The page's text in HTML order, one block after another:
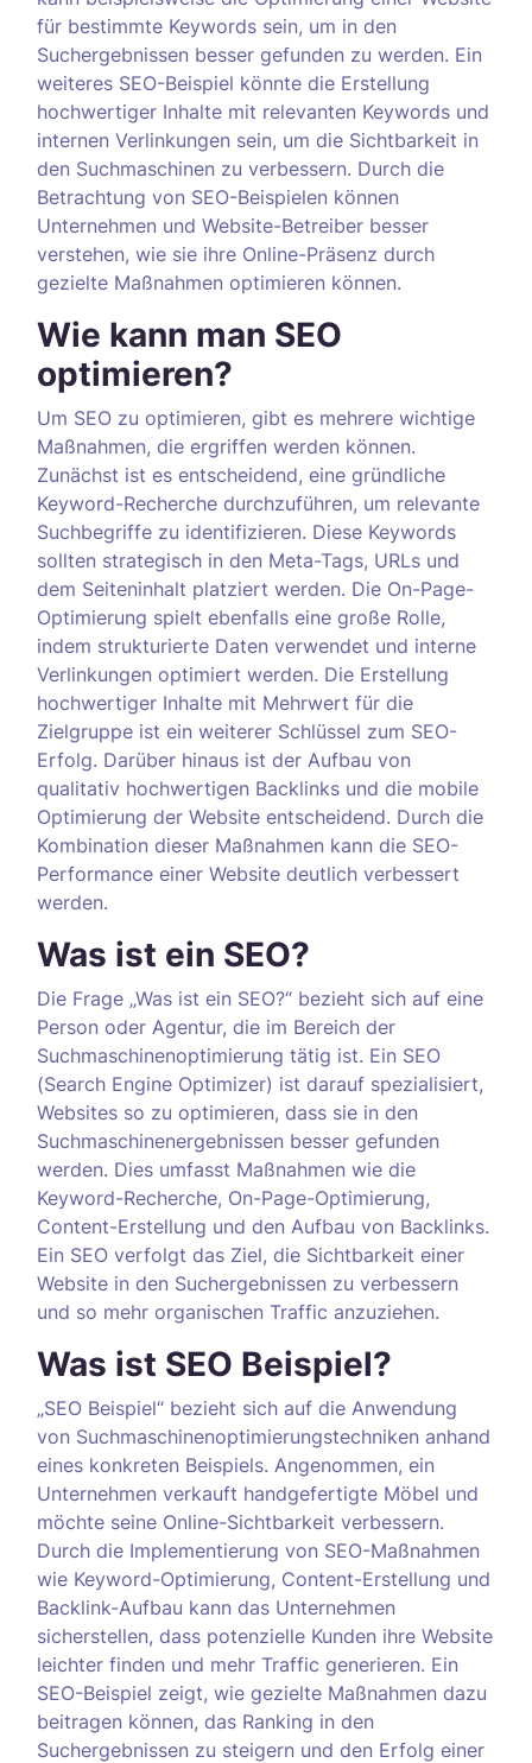
für bestimmte Keywords sein, um in den
Suchergebnissen besser gefunden zu werden. Ein
weiteres SEO-Beispiel könnte die Erstellung
hochwertiger Inhalte mit relevanten Keywords und
internen Verlinkungen sein, um die Sichtbarkeit in
den Suchmaschinen zu verbessern. Durch die
Betrachtung von SEO-Beispielen können
Unternehmen und Website-Betreiber besser
verstehen, wie sie ihre Online-Präsenz durch
gezielte Maßnahmen optimieren können.
Wie kann man SEO
optimieren?
Um SEO zu optimieren, gibt es mehrere wichtige
Maßnahmen, die ergriffen werden können.
Zunächst ist es entscheidend, eine gründliche
Keyword-Recherche durchzuführen, um relevante
Suchbegriffe zu identifizieren. Diese Keywords
sollten strategisch in den Meta-Tags, URLs und
dem Seiteninhalt platziert werden. Die On-Page-
Optimierung spielt ebenfalls eine große Rolle,
indem strukturierte Daten verwendet und interne
Verlinkungen optimiert werden. Die Erstellung
hochwertiger Inhalte mit Mehrwert für die
Zielgruppe ist ein weiterer Schlüssel zum SEO-
Erfolg. Darüber hinaus ist der Aufbau von
qualitativ hochwertigen Backlinks und die mobile
Optimierung der Website entscheidend. Durch die
Kombination dieser Maßnahmen kann die SEO-
Performance einer Website deutlich verbessert
werden.
Was ist ein SEO?
Die Frage „Was ist ein SEO?“ bezieht sich auf eine
Person oder Agentur, die im Bereich der
Suchmaschinenoptimierung tätig ist. Ein SEO
(Search Engine Optimizer) ist darauf spezialisiert,
Websites so zu optimieren, dass sie in den
Suchmaschinenergebnissen besser gefunden
werden. Dies umfasst Maßnahmen wie die
Keyword-Recherche, On-Page-Optimierung,
Content-Erstellung und den Aufbau von Backlinks.
Ein SEO verfolgt das Ziel, die Sichtbarkeit einer
Website in den Suchergebnissen zu verbessern
und so mehr organischen Traffic anzuziehen.
Was ist SEO Beispiel?
„SEO Beispiel“ bezieht sich auf die Anwendung
von Suchmaschinenoptimierungstechniken anhand
eines konkreten Beispiels. Angenommen, ein
Unternehmen verkauft handgefertigte Möbel und
möchte seine Online-Sichtbarkeit verbessern.
Durch die Implementierung von SEO-Maßnahmen
wie Keyword-Optimierung, Content-Erstellung und
Backlink-Aufbau kann das Unternehmen
sicherstellen, dass potenzielle Kunden ihre Website
leichter finden und mehr Traffic generieren. Ein
SEO-Beispiel zeigt, wie gezielte Maßnahmen dazu
beitragen können, das Ranking in den
Suchergebnissen zu steigern und den Erfolg einer